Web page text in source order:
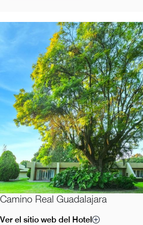
Camino Real Guadalajara
Ver el sitio web del Hotel